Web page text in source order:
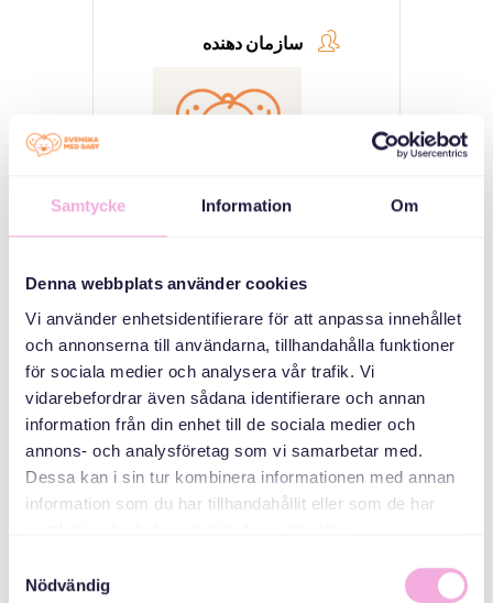
Samtycke Information Om
Denna webbplats använder cookies
Vi använder enhetsidentifierare för att anpassa innehållet
och annonserna till användarna, tillhandahålla funktioner
för sociala medier och analysera vår trafik. Vi
vidarebefordrar även sådana identifierare och annan
information från din enhet till de sociala medier och
annons- och analysföretag som vi samarbetar med.
Dessa kan i sin tur kombinera informationen med annan
information som du har tillhandahållit eller som de har
Nödvändig
سازمان دهنده
bokningen@svenskamedbaby.se
هم سازمان دهندگان
هیئت اداری شهرستان
استکهلم